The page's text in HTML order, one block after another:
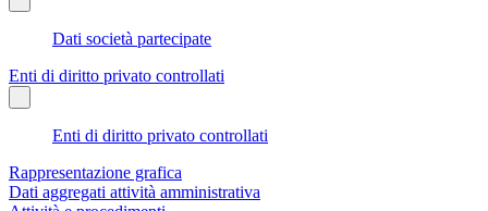
Dati società partecipate
Enti di diritto privato controllati
Enti di diritto privato controllati
Rappresentazione grafica
Dati aggregati attività amministrativa